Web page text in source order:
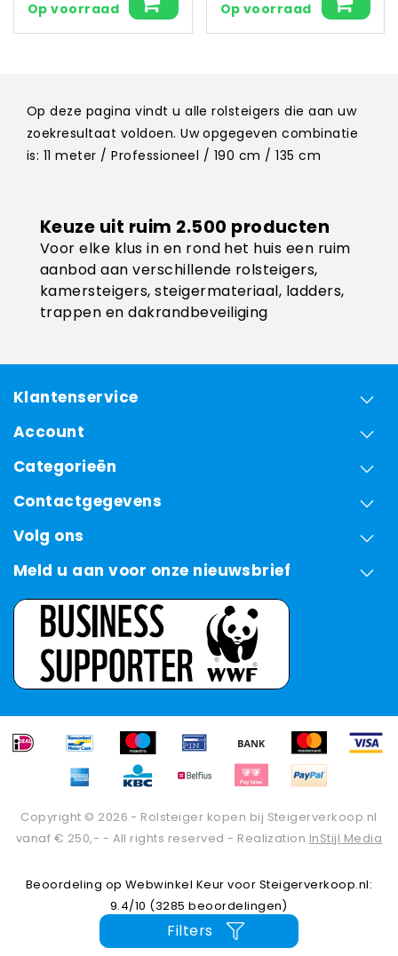
Filters
Op voorraad Op voorraad
Op deze pagina vindt u alle rolsteigers die aan uw
zoekresultaat voldoen. Uw opgegeven combinatie
is: 11 meter / Professioneel / 190 cm / 135 cm
Keuze uit ruim 2.500 producten
Voor elke klus in en rond het huis een ruim
aanbod aan verschillende rolsteigers,
kamersteigers, steigermateriaal, ladders,
trappen en dakrandbeveiliging
Klantenservice
Account
Categorieën
Contactgegevens
Volg ons
Meld u aan voor onze nieuwsbrief
Copyright © 2026 - Rolsteiger kopen bij Steigerverkoop.nl
vanaf € 250,- - All rights reserved - Realization InStijl Media
Beoordeling op Webwinkel Keur voor Steigerverkoop.nl:
9.4/10 (3285 beoordelingen)